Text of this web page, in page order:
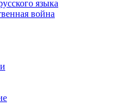
языка
война